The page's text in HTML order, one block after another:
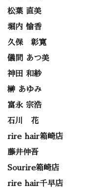
松葉 直美
堀内 愉香
久保 彰寛
儀間 あつ美
神田 和紗
榊 あゆみ
富永 宗浩
石川 花
rire hair箱崎店
藤井伸吾
Sourire箱崎店
rire hair千早店